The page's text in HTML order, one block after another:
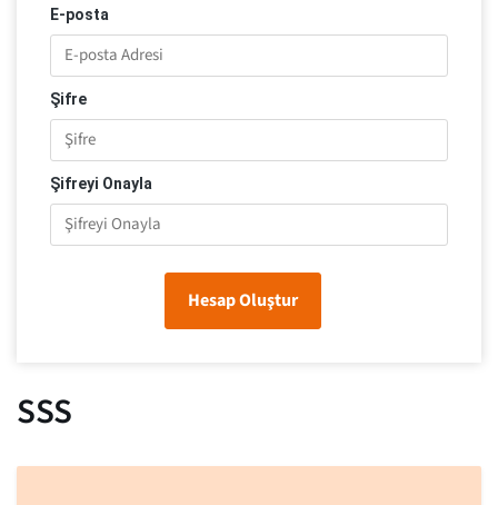
E-posta
Şifre
Şifreyi Onayla
Hesap Oluştur
SSS